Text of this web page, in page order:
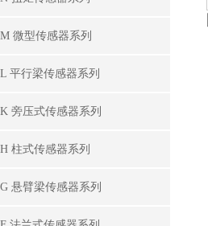
微型传感器系列
平行梁传感器系列
旁压式传感器系列
柱式传感器系列
悬臂梁传感器系列